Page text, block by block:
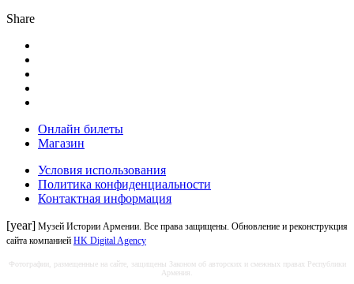
Share
Онлайн билеты
Магазин
Условия использования
Политика конфиденциальности
Контактная информация
[year] Музей Истории Армении. Все права защищены. Обновление и реконструкция
сайта компанией HK Digital Agency
Фотографии, размещенные на сайте, защищены Законом об авторских и смежных правах Республики
Армения.